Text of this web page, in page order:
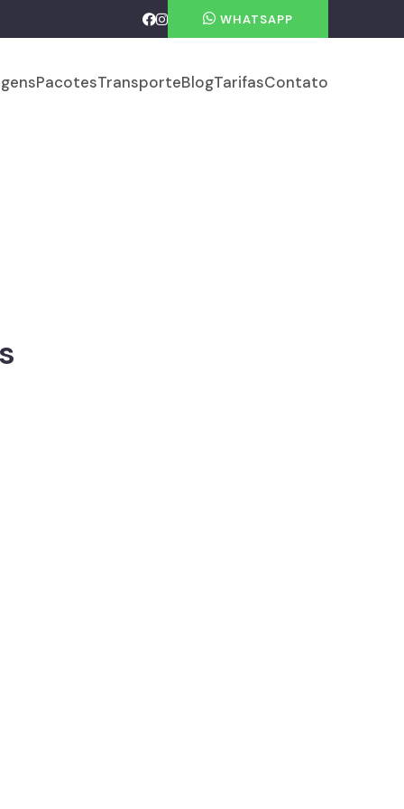
WHATSAPP
PacotesTransporteBlogTarifasContato